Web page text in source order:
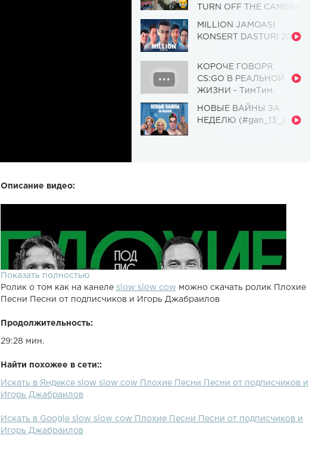
TURN OFF THE CAMERA
Чудовище] (Выпуск 110)
MILLION JAMOASI
KONSERT DASTURI 2019
КОРОЧЕ ГОВОРЯ,
CS:GO В РЕАЛЬНОЙ
ЖИЗНИ - ТимТим.
НОВЫЕ ВАЙНЫ ЗА
НЕДЕЛЮ (#gan_13_)
Описание видео:
Показать полностью
Ролик о том как на канеле slow slow cowможно скачать ролик Плохие
Песни Песни от подписчиков и Игорь Джабраилов
Продолжительность:
29:28 мин.
Найти похожее в сети::
Искать в Яндексе slow slow cow Плохие Песни Песни от подписчиков и
Игорь Джабраилов
Искать в Google slow slow cow Плохие Песни Песни от подписчиков и
Игорь Джабраилов